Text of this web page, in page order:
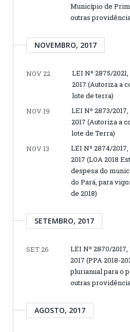
Município de
outras
NOVEMBRO, 2017
NOV 22
LEI Nº 2875/
2017 (Autoriza a
lote de terra)
NOV 19
LEI Nº 2873/2017,
2017 (Autoriza a
lote de Terra)
NOV 13
LEI Nº 2874/2017,
2017 (LOA 2018
despesa do
do Pará, para
de 2018)
SETEMBRO, 2017
SET 26
LEI Nº 2870/2017,
2017 (PPA 2018-
plurianual para o
outras
AGOSTO, 2017